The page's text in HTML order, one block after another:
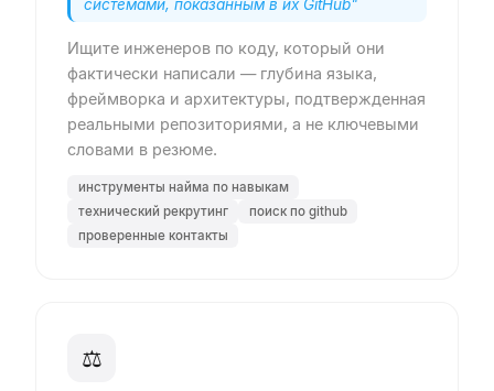
системами, показанным в их GitHub"
Ищите инженеров по коду, который они
фактически написали — глубина языка,
фреймворка и архитектуры, подтвержденная
реальными репозиториями, а не ключевыми
словами в резюме.
инструменты найма по навыкам
технический рекрутинг
поиск по github
проверенные контакты
⚖